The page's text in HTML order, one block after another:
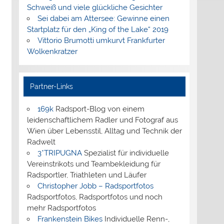
Schweiß und viele glückliche Gesichter
Sei dabei am Attersee: Gewinne einen
Startplatz für den „King of the Lake“ 2019
Vittorio Brumotti umkurvt Frankfurter
Wolkenkratzer
Partner-Links
169kRadsport-Blog von einem
leidenschaftlichem Radler und Fotograf aus
Wien über Lebensstil, Alltag und Technik der
Radwelt
3*TRIPUGNASpezialist für individuelle
Vereinstrikots und Teambekleidung für
Radsportler, Triathleten und Läufer
Christopher Jobb – Radsportfotos
Radsportfotos, Radsportfotos und noch
mehr Radsportfotos
Frankenstein BikesIndividuelle Renn-,